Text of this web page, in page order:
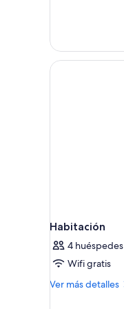
Habitación
4 huéspedes
Wifi gratis
Ver más detalles
Más